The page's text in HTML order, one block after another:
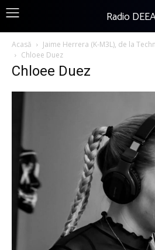
Radio
Acasă
Jaime Herrera (K-M3L), de la
Chloee Duez
Chloee Duez